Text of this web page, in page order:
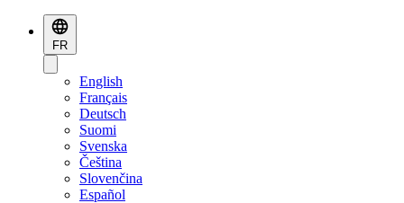
FR
English
Français
Deutsch
Suomi
Svenska
Čeština
Slovenčina
Español